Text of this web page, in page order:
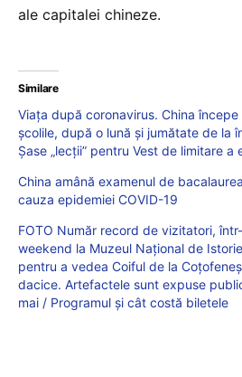
ale capitalei chineze.
Similare
Viața după coronavirus. China
școlile, după o lună și jumătate de la
Șase „lecții” pentru Vest de limitare a
China amână examenul de
cauza epidemiei COVID-19
FOTO Număr record de vizitatori,
weekend la Muzeul Național de
pentru a vedea Coiful de la
dacice. Artefactele sunt expuse
mai / Programul și cât costă biletele